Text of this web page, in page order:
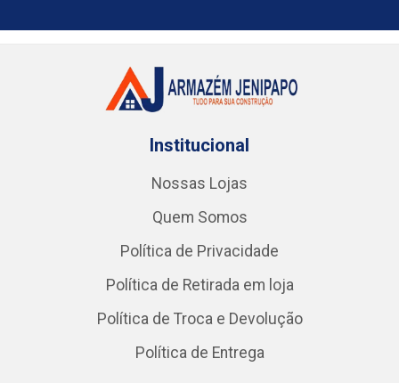
Institucional
Nossas Lojas
Quem Somos
Política de Privacidade
Política de Retirada em loja
Política de Troca e Devolução
Política de Entrega